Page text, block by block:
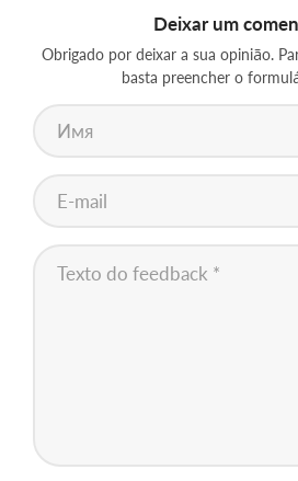
Deixar um
Obrigado por deixar a sua opinião.
basta preencher o